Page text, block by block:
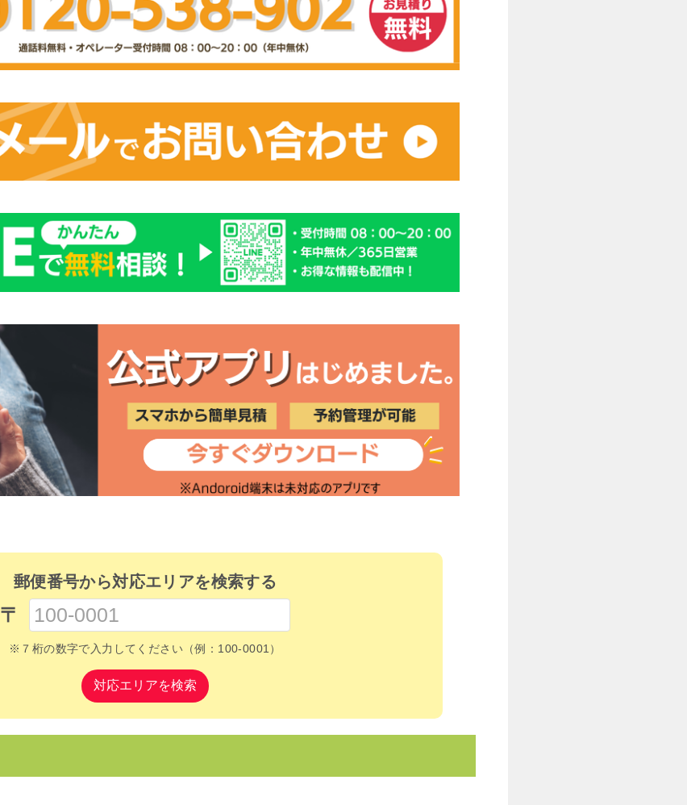
郵便番号から対応エリアを検索する
〒
※７桁の数字で入力してください（例：100-0001）
対応エリアを検索